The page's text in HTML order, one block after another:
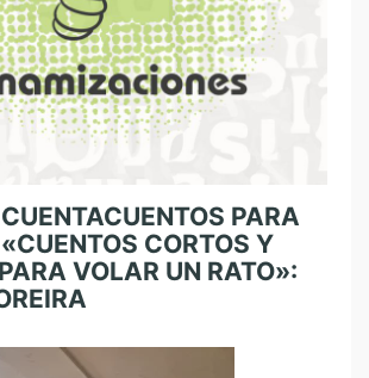
PARA
CORTOS Y
VOLAR UN RATO»: